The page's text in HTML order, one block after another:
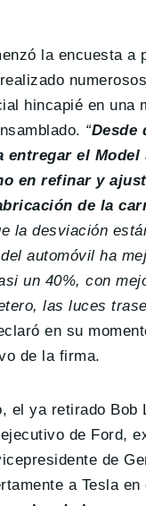
la encuesta a
hincapié en una
“Desde
entregar el Model
en refinar y
de la
la desviación
automóvil ha
un 40%, con
las luces
en su
de la firma.
el ya retirado Bob
de Ford,
de
a Tesla en